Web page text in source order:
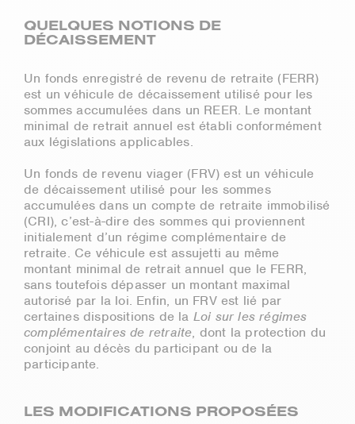
QUELQUES NOTIONS DE
DÉCAISSEMENT
Un fonds enregistré de revenu de retraite (FERR)
est un véhicule de décaissement utilisé pour les
sommes accumulées dans un REER. Le montant
minimal de retrait annuel est établi conformément
aux législations applicables.
Un fonds de revenu viager (FRV) est un véhicule
de décaissement utilisé pour les sommes
accumulées dans un compte de retraite immobilisé
(CRI), c’est-à-dire des sommes qui proviennent
initialement d’un régime complémentaire de
retraite. Ce véhicule est assujetti au même
montant minimal de retrait annuel que le FERR,
sans toutefois dépasser un montant maximal
autorisé par la loi. Enfin, un FRV est lié par
certaines dispositions de la Loi sur les régimes
complémentaires de retraite, dont la protection du
conjoint au décès du participant ou de la
participante.
LES MODIFICATIONS PROPOSÉES